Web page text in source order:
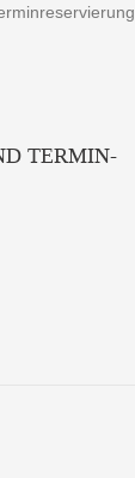
TERMIN-